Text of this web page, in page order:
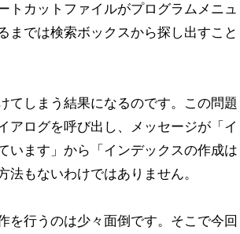
トカットファイルがプログラムメニュ
までは検索ボックスから探し出すこと
てしまう結果になるのです。この問題
アログを呼び出し、メッセージが「イ
います」から「インデックスの作成は
もないわけではありません。
を行うのは少々面倒です。そこで今回